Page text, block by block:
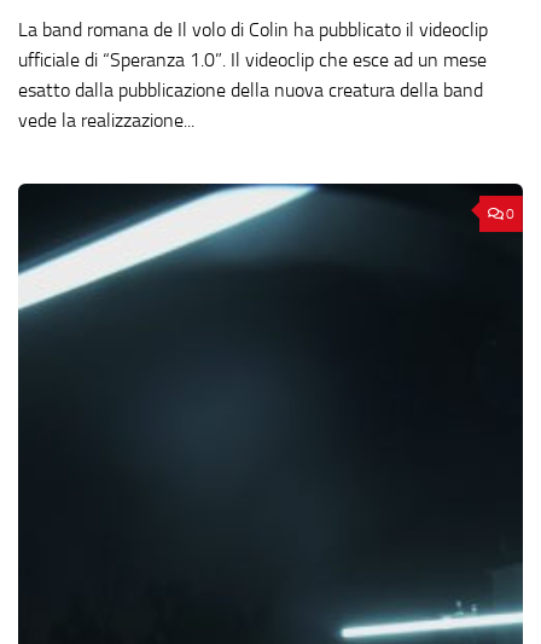
La band romana de Il volo di Colin ha pubblicato il videoclip
ufficiale di “Speranza 1.0”. Il videoclip che esce ad un mese
esatto dalla pubblicazione della nuova creatura della band
vede la realizzazione...
0